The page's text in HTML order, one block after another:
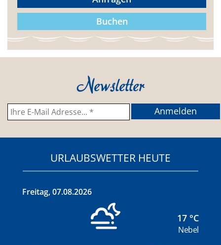
Buchen
Newsletter
URLAUBSWETTER HEUTE
Freitag,07.08.2026
17 °C
Nebel